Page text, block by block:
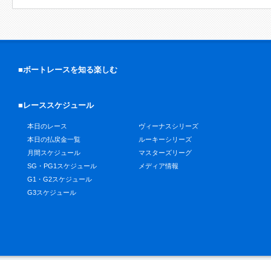
■ボートレースを知る楽しむ
■レーススケジュール
本日のレース
本日の払戻金一覧
月間スケジュール
SG・PG1スケジュール
G1・G2スケジュール
G3スケジュール
ヴィーナスシリーズ
ルーキーシリーズ
マスターズリーグ
メディア情報